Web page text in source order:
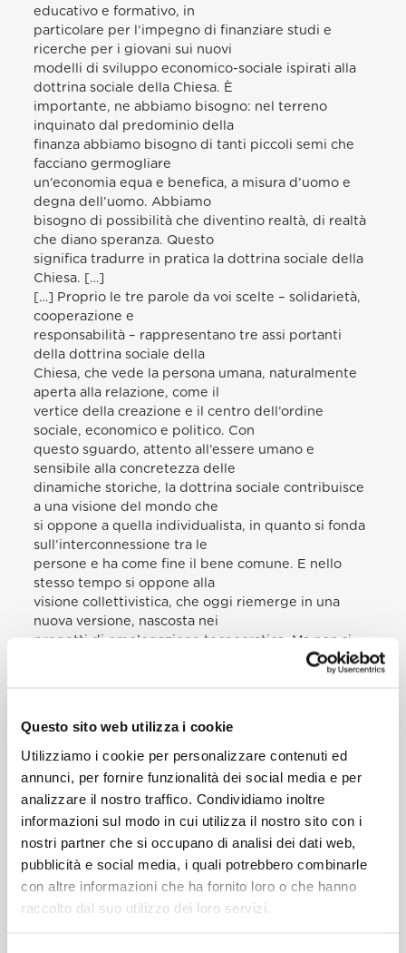
Questo sito web utilizza i cookie
Utilizziamo i cookie per personalizzare contenuti ed
annunci, per fornire funzionalità dei social media e per
analizzare il nostro traffico. Condividiamo inoltre
informazioni sul modo in cui utilizza il nostro sito con i
nostri partner che si occupano di analisi dei dati web,
pubblicità e social media, i quali potrebbero combinarle
con altre informazioni che ha fornito loro o che hanno
raccolto dal suo utilizzo dei loro servizi.
educativo e formativo, in
particolare per l’impegno di finanziare studi e
ricerche per i giovani sui nuovi
modelli di sviluppo economico-sociale ispirati alla
dottrina sociale della Chiesa. È
importante, ne abbiamo bisogno: nel terreno
inquinato dal predominio della
finanza abbiamo bisogno di tanti piccoli semi che
facciano germogliare
un’economia equa e benefica, a misura d’uomo e
degna dell’uomo. Abbiamo
bisogno di possibilità che diventino realtà, di realtà
che diano speranza. Questo
significa tradurre in pratica la dottrina sociale della
Chiesa. […]
[…] Proprio le tre parole da voi scelte – solidarietà,
cooperazione e
responsabilità – rappresentano tre assi portanti
della dottrina sociale della
Chiesa, che vede la persona umana, naturalmente
aperta alla relazione, come il
vertice della creazione e il centro dell’ordine
sociale, economico e politico. Con
questo sguardo, attento all’essere umano e
sensibile alla concretezza delle
dinamiche storiche, la dottrina sociale contribuisce
a una visione del mondo che
si oppone a quella individualista, in quanto si fonda
sull’interconnessione tra le
persone e ha come fine il bene comune. E nello
stesso tempo si oppone alla
visione collettivistica, che oggi riemerge in una
nuova versione, nascosta nei
progetti di omologazione tecnocratica. Ma non si
politica”: la dottrina sociale è ancorata alla Parola di
fattosi uomo. Per questo essa
va seguita, amata e sviluppata: appassioniamoci
nuovamente alla dottrina
sociale, facciamola conoscere: è un tesoro della
impegnarvi contro le
disuguaglianze, che feriscono in particolare i più
fragili, e a lavorare per una
fraternità reale ed effettiva.